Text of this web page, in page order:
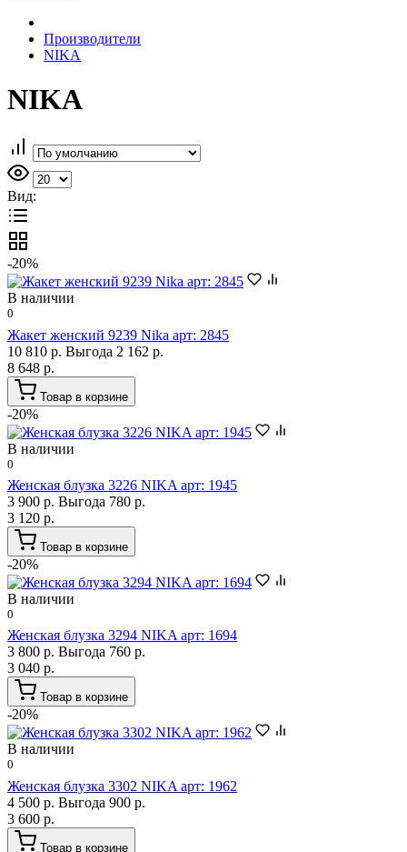
Производители
NIKA
NIKA
Вид:
-20%
В наличии
0
Жакет женский 9239 Nika арт: 2845
10 810 р. Выгода 2 162 р.
8 648 р.
Товар в корзине
-20%
В наличии
0
Женская блузка 3226 NIKA арт: 1945
3 900 р. Выгода 780 р.
3 120 р.
Товар в корзине
-20%
В наличии
0
Женская блузка 3294 NIKA арт: 1694
3 800 р. Выгода 760 р.
3 040 р.
Товар в корзине
-20%
В наличии
0
Женская блузка 3302 NIKA арт: 1962
4 500 р. Выгода 900 р.
3 600 р.
Товар в корзине